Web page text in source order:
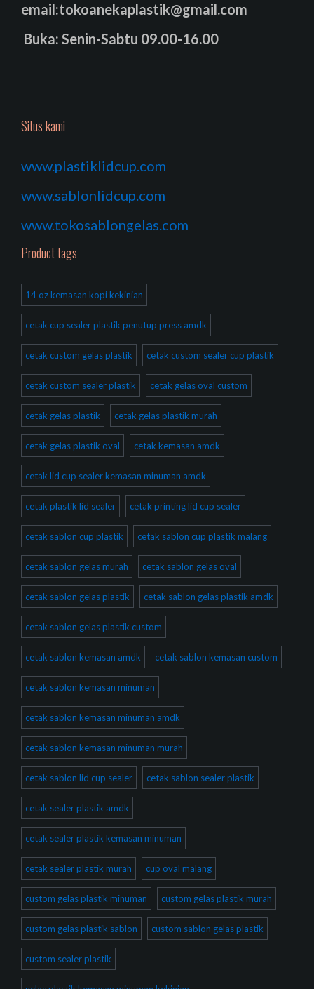
email:tokoanekaplastik@gmail.com
Buka: Senin-Sabtu 09.00-16.00
Situs kami
www.plastiklidcup.com
www.sablonlidcup.com
www.tokosablongelas.com
Product tags
14 oz kemasan kopi kekinian
cetak cup sealer plastik penutup press amdk
cetak custom gelas plastik cetak custom sealer cup plastik
cetak custom sealer plastik cetak gelas oval custom
cetak gelas plastik cetak gelas plastik murah
cetak gelas plastik oval cetak kemasan amdk
cetak lid cup sealer kemasan minuman amdk
cetak plastik lid sealer cetak printing lid cup sealer
cetak sablon cup plastik cetak sablon cup plastik malang
cetak sablon gelas murah cetak sablon gelas oval
cetak sablon gelas plastik cetak sablon gelas plastik amdk
cetak sablon gelas plastik custom
cetak sablon kemasan amdk cetak sablon kemasan custom
cetak sablon kemasan minuman
cetak sablon kemasan minuman amdk
cetak sablon kemasan minuman murah
cetak sablon lid cup sealer cetak sablon sealer plastik
cetak sealer plastik amdk
cetak sealer plastik kemasan minuman
cetak sealer plastik murah cup oval malang
custom gelas plastik minuman custom gelas plastik murah
custom gelas plastik sablon custom sablon gelas plastik
custom sealer plastik